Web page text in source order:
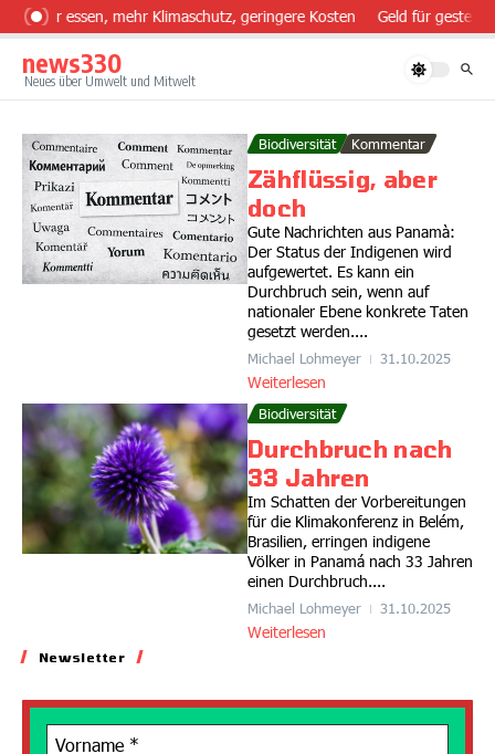
Zum Inhalt springen
essen, mehr Klimaschutz, geringere Kosten Geld für
news330
Neues über Umwelt und Mitwelt
Biodiversität Kommentar
Zähflüssig, aber
doch
Gute Nachrichten aus Panamà:
Der Status der Indigenen wird
aufgewertet. Es kann ein
Durchbruch sein, wenn auf
nationaler Ebene konkrete Taten
gesetzt werden....
Michael Lohmeyer 31.10.2025
Weiterlesen
Biodiversität
Durchbruch nach
33 Jahren
Im Schatten der Vorbereitungen
für die Klimakonferenz in Belém,
Brasilien, erringen indigene
Völker in Panamá nach 33 Jahren
einen Durchbruch....
Michael Lohmeyer 31.10.2025
Weiterlesen
Newsletter